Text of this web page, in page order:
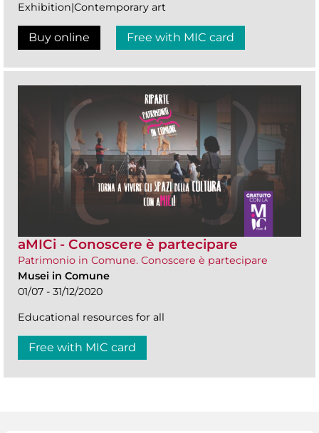
Exhibition|Contemporary art
Buy online Free with MIC card
aMICi - Conoscere è partecipare
Patrimonio in Comune. Conoscere è partecipare
Musei in Comune
01/07 - 31/12/2020
Educational resources for all
Free with MIC card